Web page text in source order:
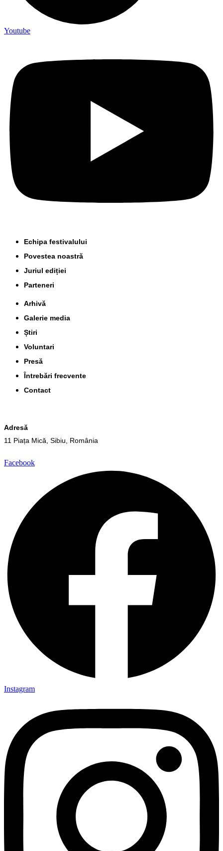
Youtube
Echipa festivalului
Povestea noastră
Juriul ediției
Parteneri
Arhivă
Galerie media
Știri
Voluntari
Presă
Întrebări frecvente
Contact
Adresă
11 Piața Mică, Sibiu, România
Facebook
Instagram